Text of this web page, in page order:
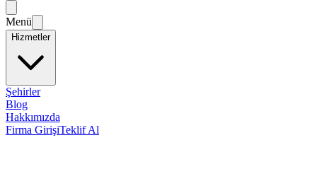
Menü
Hizmetler
Şehirler
Blog
Hakkımızda
Firma GirişiTeklif Al